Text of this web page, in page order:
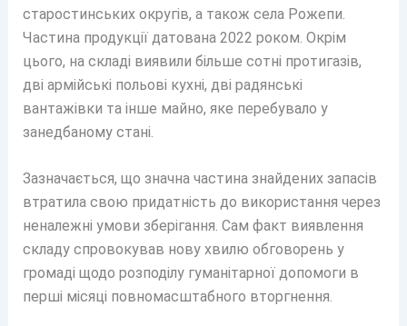
старостинських округів, а також села Рожепи.
Частина продукції датована 2022 роком. Окрім
цього, на складі виявили більше сотні протигазів,
дві армійські польові кухні, дві радянські
вантажівки та інше майно, яке перебувало у
занедбаному стані.
Зазначається, що значна частина знайдених запасів
втратила свою придатність до використання через
неналежні умови зберігання. Сам факт виявлення
складу спровокував нову хвилю обговорень у
громаді щодо розподілу гуманітарної допомоги в
перші місяці повномасштабного вторгнення.